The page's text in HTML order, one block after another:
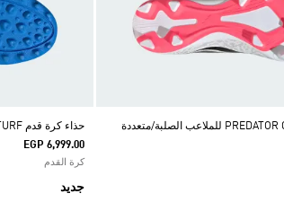
حذاء كرة القدم PREDATOR CLUB للملاعب الصلبة/متعددة
حذاء كرة قدم COPA PURE IV LEAGUE TURF
EGP 6,999.00
كرة القدم
جديد